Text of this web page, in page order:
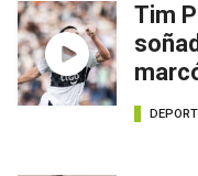
Tim